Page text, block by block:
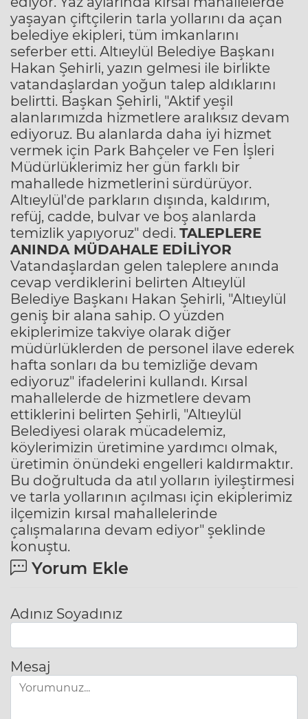
yaşayan çiftçilerin tarla yollarını da açan
belediye ekipleri, tüm imkanlarını
seferber etti. Altıeylül Belediye Başkanı
Hakan Şehirli, yazın gelmesi ile birlikte
vatandaşlardan yoğun talep aldıklarını
belirtti. Başkan Şehirli, "Aktif yeşil
alanlarımızda hizmetlere aralıksız devam
ediyoruz. Bu alanlarda daha iyi hizmet
vermek için Park Bahçeler ve Fen İşleri
Müdürlüklerimiz her gün farklı bir
mahallede hizmetlerini sürdürüyor.
Altıeylül'de parkların dışında, kaldırım,
refüj, cadde, bulvar ve boş alanlarda
temizlik yapıyoruz" dedi. TALEPLERE
ANINDA MÜDAHALE EDİLİYOR
Vatandaşlardan gelen taleplere anında
cevap verdiklerini belirten Altıeylül
Belediye Başkanı Hakan Şehirli, "Altıeylül
geniş bir alana sahip. O yüzden
ekiplerimize takviye olarak diğer
müdürlüklerden de personel ilave ederek
hafta sonları da bu temizliğe devam
ediyoruz" ifadelerini kullandı. Kırsal
mahallelerde de hizmetlere devam
ettiklerini belirten Şehirli, "Altıeylül
Belediyesi olarak mücadelemiz,
köylerimizin üretimine yardımcı olmak,
üretimin önündeki engelleri kaldırmaktır.
Bu doğrultuda da atıl yolların iyileştirmesi
ve tarla yollarının açılması için ekiplerimiz
ilçemizin kırsal mahallelerinde
çalışmalarına devam ediyor" şeklinde
konuştu.
Yorum Ekle
Adınız Soyadınız
Mesaj